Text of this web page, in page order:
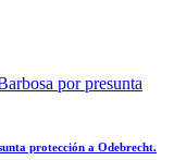
protección a Odebrecht.